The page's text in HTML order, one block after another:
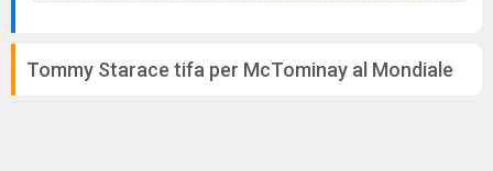
Tommy Starace tifa per McTominay al Mondiale